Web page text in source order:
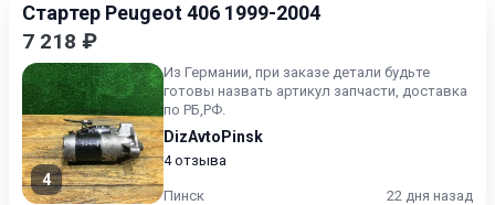
Стартер Peugeot 406 1999-2004
7 218 ₽
4
Из Германии, при заказе детали будьте
готовы назвать артикул запчасти, доставка
по РБ,РФ.
DizAvtoPinsk
4 отзыва
Пинск 22 дня назад